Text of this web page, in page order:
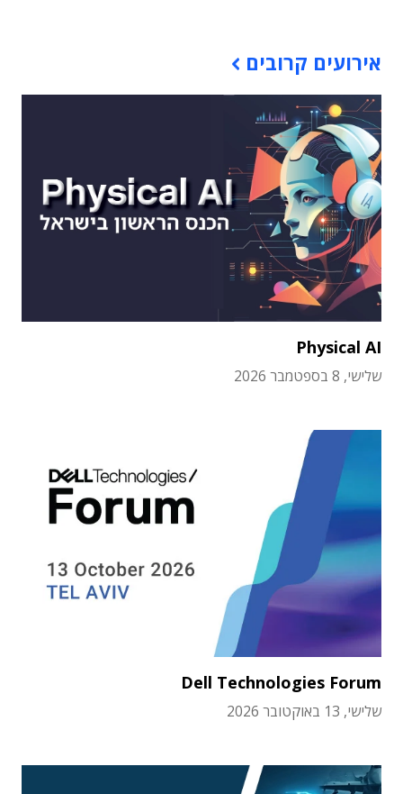
אירועים קרובים
Physical AI
שלישי, 8 בספטמבר 2026
Dell Technologies Forum
שלישי, 13 באוקטובר 2026